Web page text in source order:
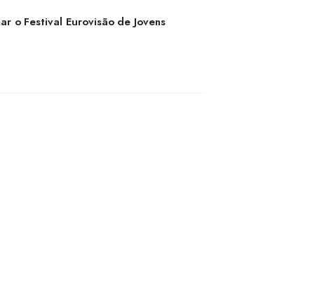
o Festival Eurovisão de Jovens